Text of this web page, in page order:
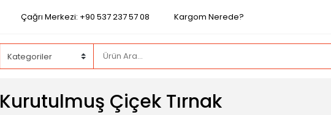
Çağrı Merkezi: +90 537 237 57 08 Kargom Nerede?
Kurutulmuş Çiçek Tırnak